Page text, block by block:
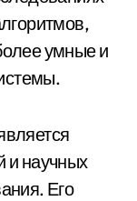
умные и
и научных
Его